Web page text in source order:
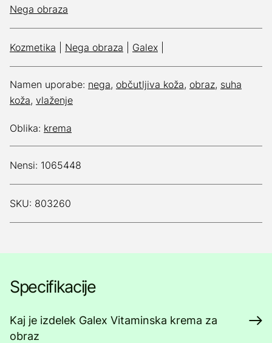
Nega obraza
Kozmetika Nega obraza Galex
Namen uporabe: nega, občutljiva koža, obraz, suha
koža, vlaženje
Oblika: krema
Nensi: 1065448
SKU: 803260
Specifikacije
Kaj je izdelek Galex Vitaminska krema za
obraz